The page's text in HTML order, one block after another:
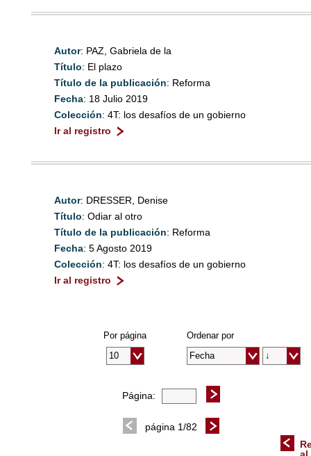
Autor: PAZ, Gabriela de la
Título: El plazo
Título de la publicación: Reforma
Fecha: 18 Julio 2019
Colección: 4T: los desafíos de un gobierno
Ir al registro
Autor: DRESSER, Denise
Título: Odiar al otro
Título de la publicación: Reforma
Fecha: 5 Agosto 2019
Colección: 4T: los desafíos de un gobierno
Ir al registro
Ordenar por
Por página
Página:
página 1/82